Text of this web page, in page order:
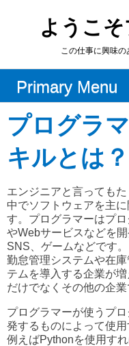
ようこ
この仕事に興味の
Primary Menu
プログラ
キルとは？
エンジニアと言っても
中でソフトウェアを主
す。プログラマーはプ
やWebサービスなどを
SNS、ゲームなどです。
勤怠管理システムや在
テムを導入する企業が
だけでなくその他の企業
プログラマーが使うプ
発するものによって使用
例えばPythonを使用す